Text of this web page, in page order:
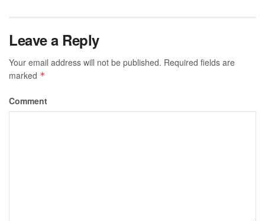
Leave a Reply
Your email address will not be published. Required fields are
marked *
Comment